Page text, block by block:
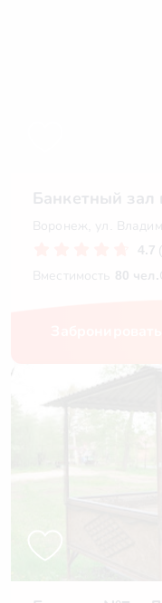
Банкетный
Воронеж, ул.
4.7
Вместимость 80 чел.